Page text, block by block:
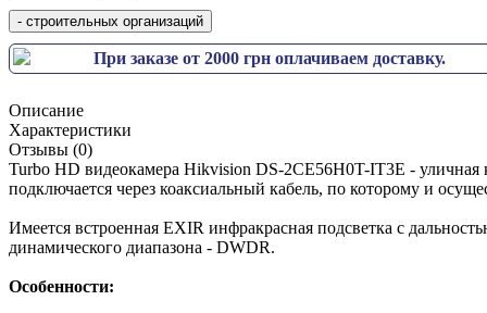
При заказе от 2000 грн оплачиваем доставку.
Описание
Характеристики
Отзывы (0)
Turbo HD видеокамера Hikvision DS-2CE56H0T-IT3E -
подключается через коаксиальный кабель, по которому и
Имеется встроенная EXIR инфракрасная подсветка с
динамического диапазона - DWDR.
Особенности: